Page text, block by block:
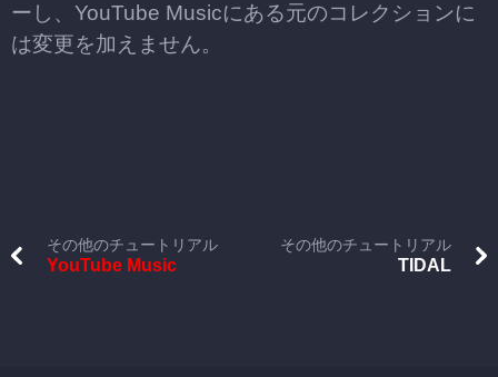
ーし、YouTube Musicにある元のコレクションに
は変更を加えません。
その他のチュートリアル
YouTube Music
その他のチュートリアル
TIDAL